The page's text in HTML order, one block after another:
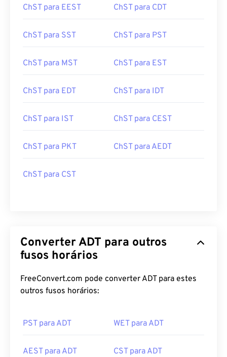
ChST para EEST ChST para CDT
ChST para SST ChST para PST
ChST para MST ChST para EST
ChST para EDT ChST para IDT
ChST para IST ChST para CEST
ChST para PKT ChST para AEDT
ChST para CST
Converter ADT para outros
fusos horários
FreeConvert.com pode converter ADT para estes
outros fusos horários:
PST para ADT WET para ADT
AEST para ADT CST para ADT